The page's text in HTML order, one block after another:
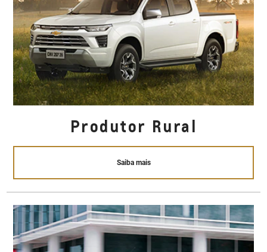
Produtor Rural
Saiba mais